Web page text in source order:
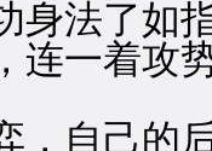
身法了如
连一着攻
自己的后